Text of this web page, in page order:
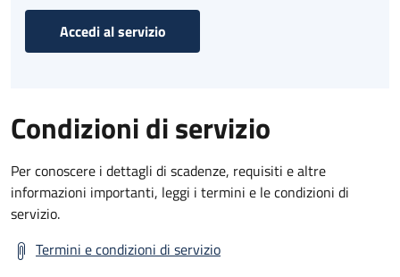
Accedi al servizio
Condizioni di servizio
Per conoscere i dettagli di scadenze, requisiti e altre
informazioni importanti, leggi i termini e le condizioni di
servizio.
Termini e condizioni di servizio